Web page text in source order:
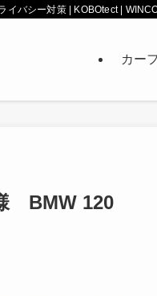
イバシー対策 | KOBOtect |
カー
BMW 120